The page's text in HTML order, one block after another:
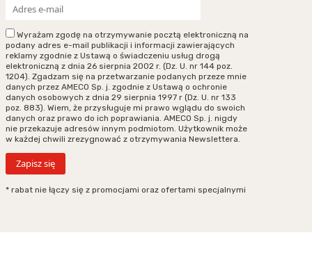
Wyrażam zgodę na otrzymywanie pocztą elektroniczną na
podany adres e-mail publikacji i informacji zawierających
reklamy zgodnie z Ustawą o świadczeniu usług drogą
elektroniczną z dnia 26 sierpnia 2002 r. (Dz. U. nr 144 poz.
1204). Zgadzam się na przetwarzanie podanych przeze mnie
danych przez AMECO Sp. j. zgodnie z Ustawą o ochronie
danych osobowych z dnia 29 sierpnia 1997 r (Dz. U. nr 133
poz. 883). Wiem, że przysługuje mi prawo wglądu do swoich
danych oraz prawo do ich poprawiania. AMECO Sp. j. nigdy
nie przekazuje adresów innym podmiotom. Użytkownik może
w każdej chwili zrezygnować z otrzymywania Newslettera.
* rabat nie łączy się z promocjami oraz ofertami specjalnymi